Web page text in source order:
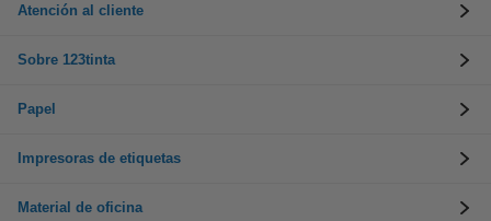
Atención al cliente
Sobre 123tinta
Papel
Impresoras de etiquetas
Material de oficina